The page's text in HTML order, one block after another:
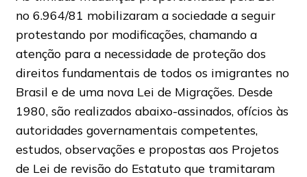
no 6.964/81 mobilizaram a sociedade a seguir
protestando por modificações, chamando a
atenção para a necessidade de proteção dos
direitos fundamentais de todos os imigrantes no
Brasil e de uma nova Lei de Migrações. Desde
1980, são realizados abaixo-assinados, ofícios às
autoridades governamentais competentes,
estudos, observações e propostas aos Projetos
de Lei de revisão do Estatuto que tramitaram